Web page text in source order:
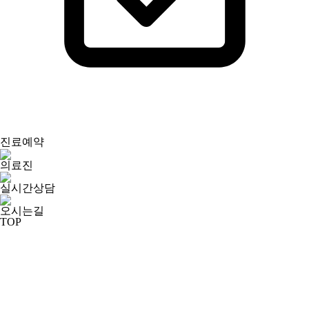
진료예약
의료진
실시간상담
오시는길
TOP